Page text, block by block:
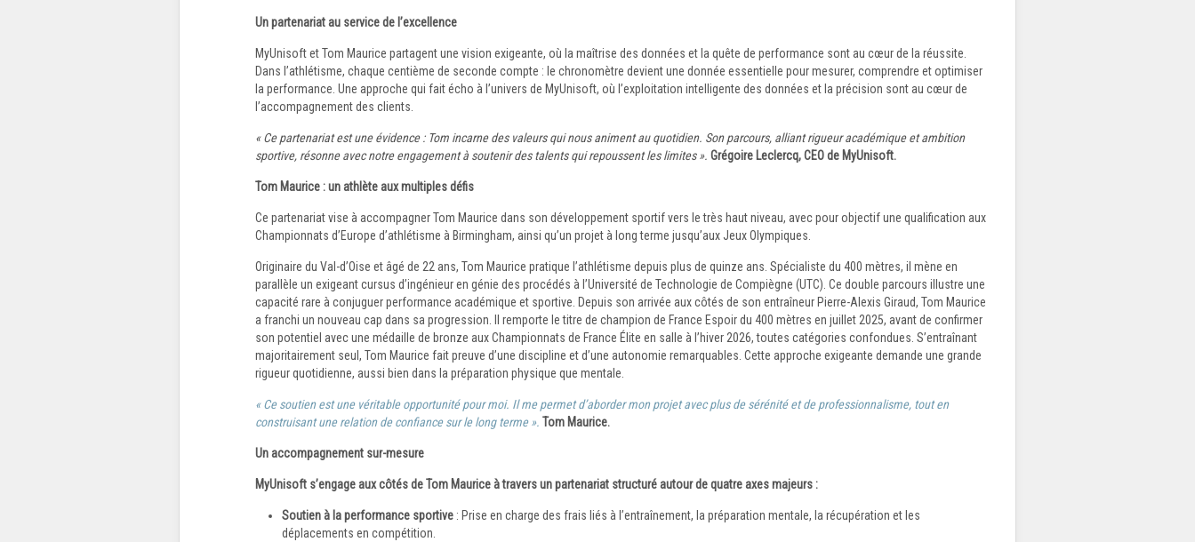
Un partenariat au service de l’excellence
MyUnisoft et Tom Maurice partagent une vision exigeante, où la maîtrise des données et la quête de performance sont au cœur de la réussite.
Dans l’athlétisme, chaque centième de seconde compte : le chronomètre devient une donnée essentielle pour mesurer, comprendre et optimiser
la performance. Une approche qui fait écho à l’univers de MyUnisoft, où l’exploitation intelligente des données et la précision sont au cœur de
l’accompagnement des clients.
« Ce partenariat est une évidence : Tom incarne des valeurs qui nous animent au quotidien. Son parcours, alliant rigueur académique et ambition
sportive, résonne avec notre engagement à soutenir des talents qui repoussent les limites ». Grégoire Leclercq, CEO de MyUnisoft.
Tom Maurice : un athlète aux multiples défis
Ce partenariat vise à accompagner Tom Maurice dans son développement sportif vers le très haut niveau, avec pour objectif une qualification aux
Championnats d’Europe d’athlétisme à Birmingham, ainsi qu’un projet à long terme jusqu’aux Jeux Olympiques.
Originaire du Val-d’Oise et âgé de 22 ans, Tom Maurice pratique l’athlétisme depuis plus de quinze ans. Spécialiste du 400 mètres, il mène en
parallèle un exigeant cursus d’ingénieur en génie des procédés à l’Université de Technologie de Compiègne (UTC). Ce double parcours illustre une
capacité rare à conjuguer performance académique et sportive. Depuis son arrivée aux côtés de son entraîneur Pierre-Alexis Giraud, Tom Maurice
a franchi un nouveau cap dans sa progression. Il remporte le titre de champion de France Espoir du 400 mètres en juillet 2025, avant de confirmer
son potentiel avec une médaille de bronze aux Championnats de France Élite en salle à l’hiver 2026, toutes catégories confondues. S’entraînant
majoritairement seul, Tom Maurice fait preuve d’une discipline et d’une autonomie remarquables. Cette approche exigeante demande une grande
rigueur quotidienne, aussi bien dans la préparation physique que mentale.
« Ce soutien est une véritable opportunité pour moi. Il me permet d’aborder mon projet avec plus de sérénité et de professionnalisme, tout en
construisant une relation de confiance sur le long terme ». Tom Maurice.
Un accompagnement sur-mesure
MyUnisoft s’engage aux côtés de Tom Maurice à travers un partenariat structuré autour de quatre axes majeurs :
Soutien à la performance sportive : Prise en charge des frais liés à l’entraînement, la préparation mentale, la récupération et les
déplacements en compétition.